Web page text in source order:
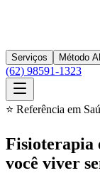
Serviços Método
(62) 98591-1323
⭐ Referência em
Fisioterapia
você viver